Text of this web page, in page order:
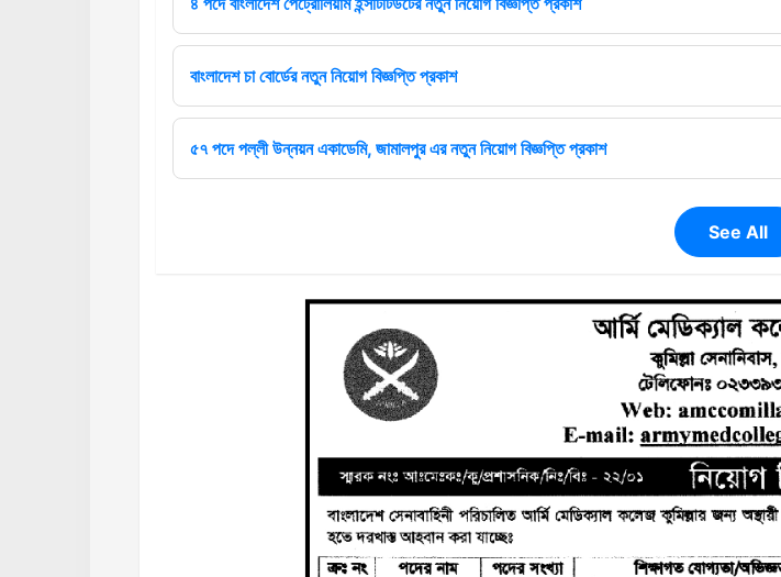
বাংলাদেশ চা বোর্ডের নতুন নিয়োগ বিজ্ঞপ্তি প্রকাশ
৫৭ পদে পল্লী উন্নয়ন একাডেমি, জামালপুর এর নতুন নিয়োগ বিজ্ঞপ্তি প্রকাশ
See All